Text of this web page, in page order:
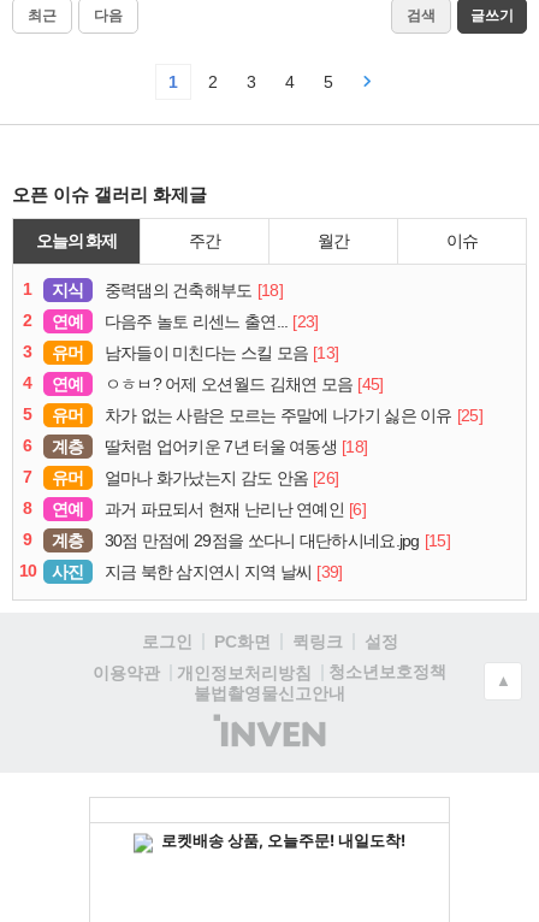
최근 다음 검색 글쓰기
1 2 3 4 5
오픈 이슈 갤러리 화제글
오늘의 화제 주간 월간 이슈
1 지식 중력댐의 건축해부도 [18]
2
연예 다음주 놀토 리센느 출연...
[23]
3
유머 남자들이 미친다는 스킬 모음 [13]
4
연예 ㅇㅎㅂ? 어제 오션월드 김채연 모음 [45]
5
유머 차가 없는 사람은 모르는 주말에 나가기 싫은 이유 [25]
6
계층 딸처럼 업어키운 7년 터울 여동생 [18]
7
유머 얼마나 화가났는지 감도 안옴 [26]
8
연예 과거 파묘되서 현재 난리난 연예인 [6]
9
계층 30점 만점에 29점을 쏘다니 대단하시네요.jpg [15]
10
사진 지금 북한 삼지연시 지역 날씨 [39]
로그인 PC화면 퀵링크
설정
이용약관
개인정보처리방침
청소년보호정책
불법촬영물신고안내
(주)
인
▲